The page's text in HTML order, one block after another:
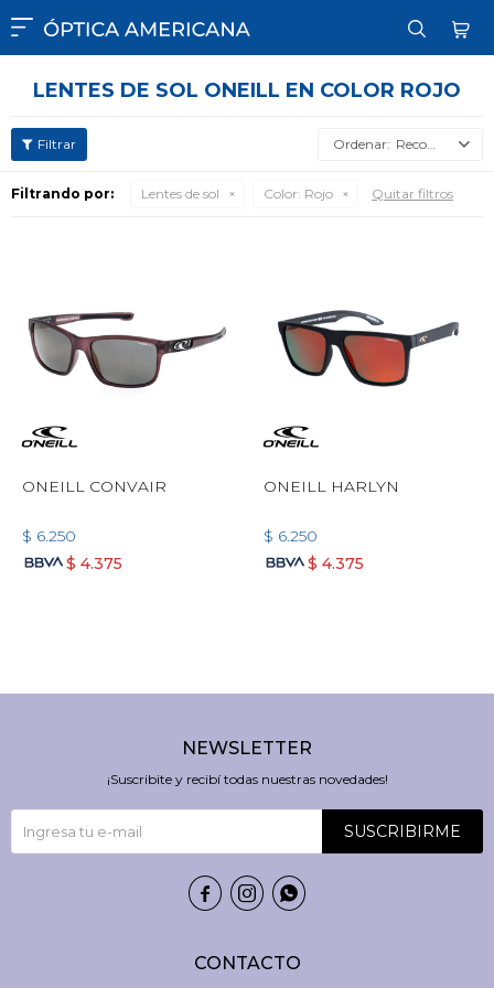

LENTES DE SOL ONEILL EN COLOR ROJO
Recomendados
Filtrando por: Lentes de sol Color: Rojo Quitar filtros
ONEILL CONVAIR
$ 6.250
$ 4.375
ONEILL HARLYN
$ 6.250
$ 4.375
CONTACTO
NEWSLETTER
¡Suscribite y recibí todas nuestras novedades!
SUSCRIBIRME
  